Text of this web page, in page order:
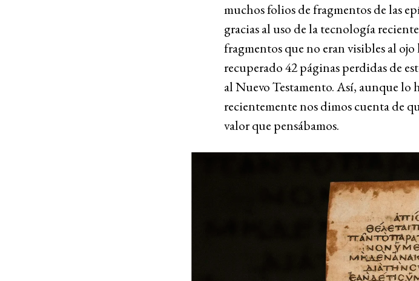
muchos folios de fragmentos de las
gracias al uso de la tecnología
fragmentos que no eran visibles al
recuperado 42 páginas perdidas de
al Nuevo Testamento. Así, aunque lo
recientemente nos dimos cuenta de
valor que pensábamos.